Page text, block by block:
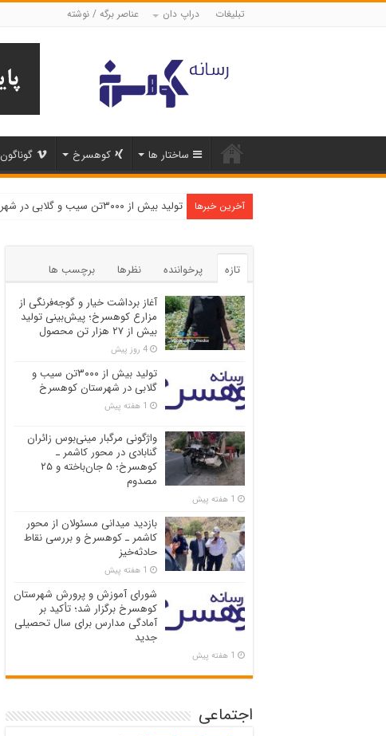
تبلیغات دراپ دان عناصر برگه / نوشته
ساختار ها کوهسرخ گوناگون
آخرین خبرها تولید بیش از ۳۰۰۰تن سیب و گلابی در شهرستان کوهسرخ
تازه پرخواننده نظرها
برچسب ها
آغاز برداشت خیار و گوجه‌فرنگی از
مزارع کوهسرخ؛ پیش‌بینی تولید
بیش از ۲۷ هزار تن محصول
4 روز پیش
تولید بیش از ۳۰۰۰تن سیب و
گلابی در شهرستان کوهسرخ
1 هفته پیش
واژگونی مرگبار مینی‌بوس زائران
گنابادی در محور کاشمر ـ
کوهسرخ؛ ۵ جان‌باخته و ۲۵
مصدوم
1 هفته پیش
بازدید میدانی مسئولان از محور
کاشمر ـ کوهسرخ و بررسی نقاط
حادثه‌خیز
1 هفته پیش
شورای آموزش و پرورش شهرستان
کوهسرخ برگزار شد؛ تأکید بر
آمادگی مدارس برای سال تحصیلی
جدید
1 هفته پیش
اجتماعی